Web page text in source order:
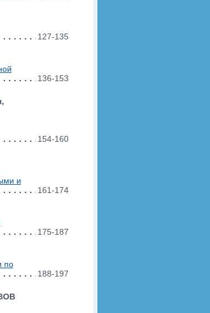
127-135
136-153
154-160
и
161-174
175-187
по
188-197